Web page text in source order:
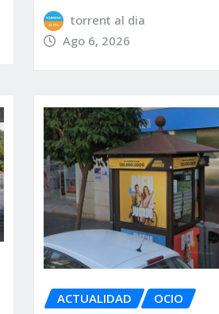
torrent al dia
Ago 6, 2026
ACTUALIDAD OCIO